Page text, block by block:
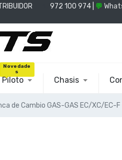
972 100 974 | 💬
Piloto
Novedade
s
Chasis
de Cambio GAS-GAS EC/XC/